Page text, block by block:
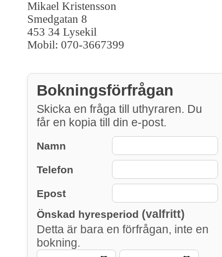
Mikael Kristensson
Smedgatan 8
453 34 Lysekil
Mobil: 070-3667399
Bokningsförfrågan
Skicka en fråga till uthyraren. Du
får en kopia till din e-post.
Namn
Telefon
Epost
Önskad hyresperiod (valfritt)
Detta är bara en förfrågan, inte en
bokning.